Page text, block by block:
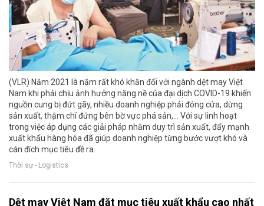
(VLR) Năm 2021 là năm rất khó khăn đối với ngành dệt may Việt
Nam khi phải chịu ảnh hưởng nặng nề của đại dịch COVID-19 khiến
nguồn cung bị đứt gãy, nhiều doanh nghiệp phải đóng cửa, dừng
sản xuất, thậm chí đứng bên bờ vực phá sản,... Với sự linh hoạt
trong việc áp dụng các giải pháp nhằm duy trì sản xuất, đẩy mạnh
xuất khẩu hàng hóa đã giúp doanh nghiệp từng bước vượt khó và
cán đích mục tiêu đề ra.
Thời sự - Logistics
Dệt may Việt Nam đặt mục tiêu xuất khẩu cao nhất